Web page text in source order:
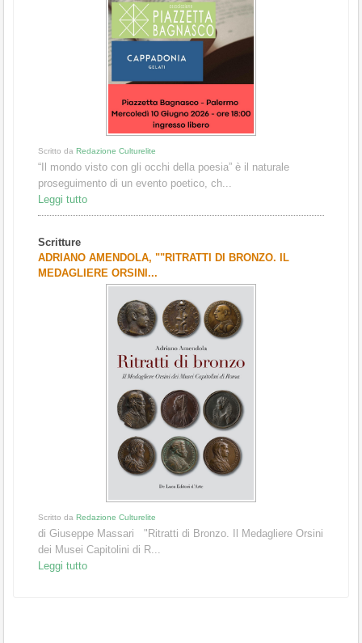
Scritto da Redazione Culturelite
“Il mondo visto con gli occhi della poesia” è il naturale
proseguimento di un evento poetico, ch...
Leggi tutto
Scritture
ADRIANO AMENDOLA, ""RITRATTI DI BRONZO. IL
MEDAGLIERE ORSINI...
Scritto da Redazione Culturelite
di Giuseppe Massari "Ritratti di Bronzo. Il Medagliere Orsini
dei Musei Capitolini di R...
Leggi tutto